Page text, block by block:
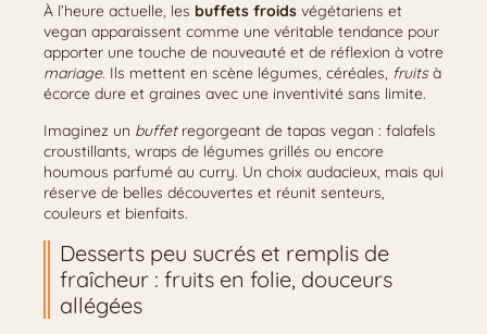
À l’heure actuelle, les buffets froids végétariens et
vegan apparaissent comme une véritable tendance pour
apporter une touche de nouveauté et de réflexion à votre
mariage. Ils mettent en scène légumes, céréales, fruitsà
écorce dure et graines avec une inventivité sans limite.
Imaginez un buffetregorgeant de tapas vegan : falafels
croustillants, wraps de légumes grillés ou encore
houmous parfumé au curry. Un choix audacieux, mais qui
réserve de belles découvertes et réunit senteurs,
couleurs et bienfaits.
Desserts peu sucrés et remplis de
fraîcheur : fruits en folie, douceurs
allégées